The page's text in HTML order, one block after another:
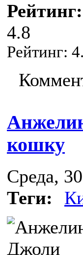
Рейтинг:
4.8
Рейтинг:
кошку
Среда,
Теги: